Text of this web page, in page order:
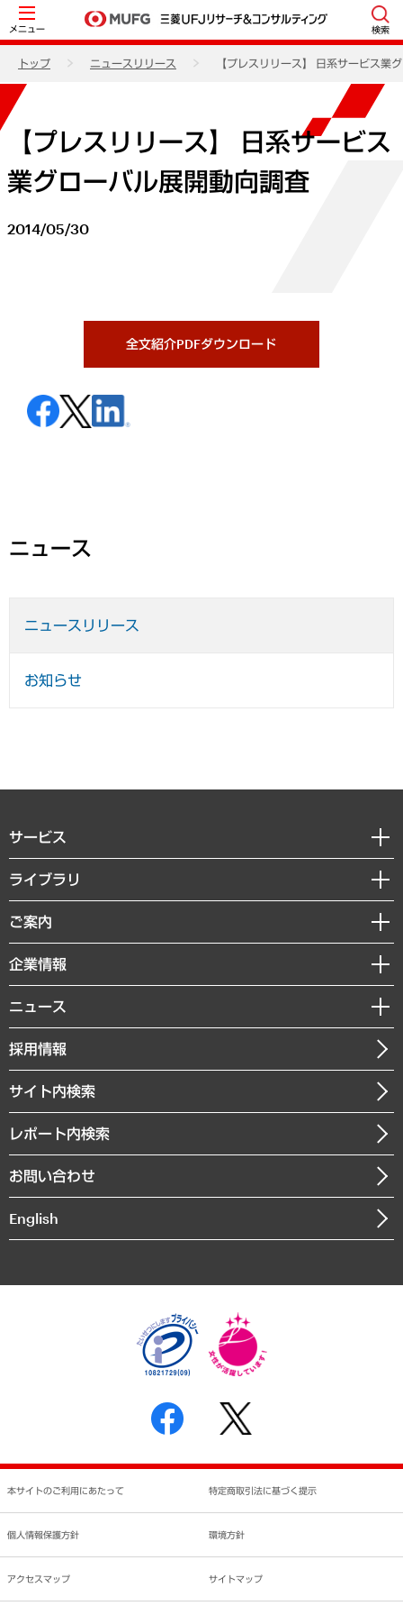
メニュー 検索
トップ ニュースリリース 【プレスリリース】 日系サービス業
【プレスリリース】 日系サービス
業グローバル展開動向調査
2014/05/30
全文紹介PDFダウンロード
ニュース
ニュースリリース
お知らせ
サービス
経営戦略
組織・人事戦略
デジタルイノベーション
共生・ダイバーシティ
GRC（ガバナンス・リスク・コンプライアンス）・防災（政策）
経済・産業・雇用・労働
まちづくり・観光・交通・スポーツ・スマートシティ
自然資源・農林水産業・食料システム
ライブラリ
経済調査
レポート
コラム
経営用語集
受託・受注実績（官公庁関連）
メディア掲載・出演
ご案内
セミナー・イベント情報
MUFGビジネスセミナー
受託案件情報
企業情報
私たちの想い
社長メッセージ
会社概要
沿革
組織図・本部部室紹介
インドネシア現地法人
個人情報保護方針
反社会的勢力に対する基本方針
書面による個人情報の開示等の請求の手続きについて
ニュース
ニュースリリース
お知らせ
採用情報
サイト内検索
レポート内検索
お問い合わせ
English
本サイトのご利用にあたって 特定商取引法に基づく提示
個人情報保護方針 環境方針
アクセスマップ サイトマップ